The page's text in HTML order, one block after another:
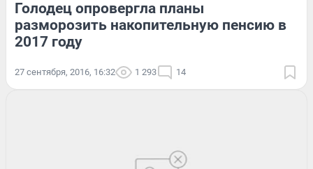
Голодец опровергла планы
разморозить накопительную пенсию в
2017 году
27 сентября, 2016, 16:32 1 293 14